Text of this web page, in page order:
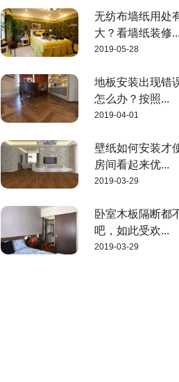
无纺布墙纸用处
大？看墙纸装修...
2019-05-28
地板安装出现错
怎么办？按照...
2019-04-01
壁纸如何安装才
房间看起来优...
2019-03-29
卧室木板隔断都
吧，如此受欢...
2019-03-29